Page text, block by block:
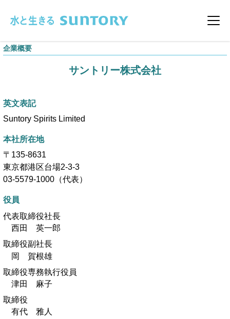
メ
企業概要
サントリー株式会社
英文表記
Suntory Spirits Limited
本社所在地
〒135-8631
東京都港区台場2-3-3
03-5579-1000（代表）
役員
代表取締役社長
西田 英一郎
取締役副社長
岡 賀根雄
取締役専務執行役員
津田 麻子
取締役
有代 雅人